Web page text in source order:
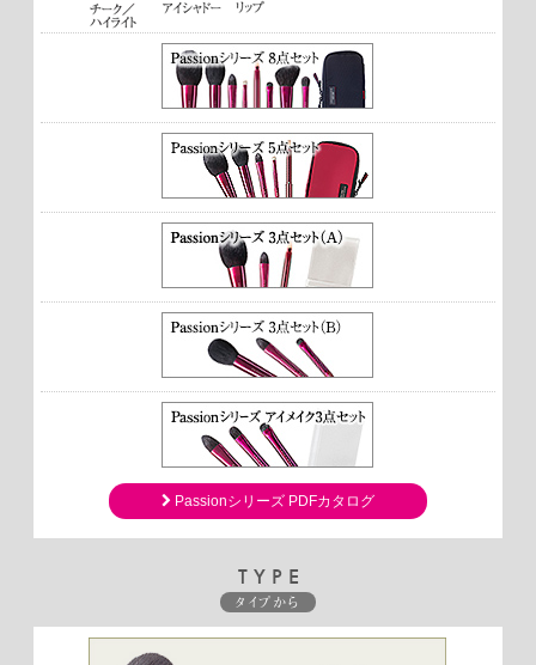
Passionシリーズ PDFカタログ
TYPE
タイプから